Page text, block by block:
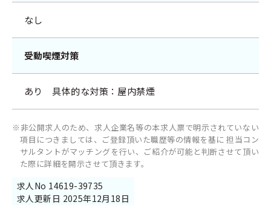
なし
受動喫煙対策
あり 具体的な対策：屋内禁煙
※非公開求人のため、求人企業名等の本求人票で明示されていない
項目につきましては、ご登録頂いた職歴等の情報を基に 担当コン
サルタントがマッチングを行い、ご紹介が可能と判断させて頂い
た際に詳細を開示させて頂きます。
求人No 14619-39735
求人更新日 2025年12月18日